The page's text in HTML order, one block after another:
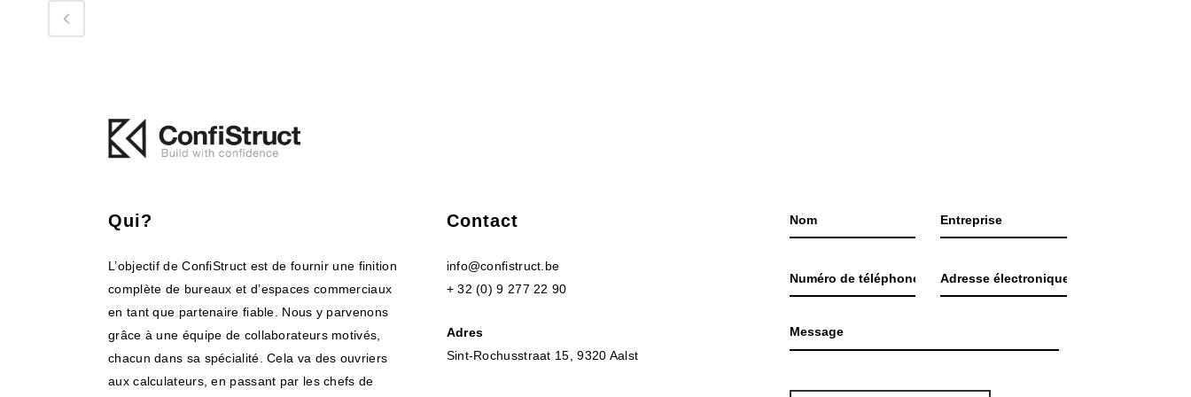
Qui?
L’objectif de ConfiStruct est de fournir une finition
complète de bureaux et d’espaces commerciaux
en tant que partenaire fiable. Nous y parvenons
grâce à une équipe de collaborateurs motivés,
chacun dans sa spécialité. Cela va des ouvriers
aux calculateurs, en passant par les chefs de
Contact
info@confistruct.be
+ 32 (0) 9 277 22 90
Adres
Sint-Rochusstraat 15, 9320 Aalst